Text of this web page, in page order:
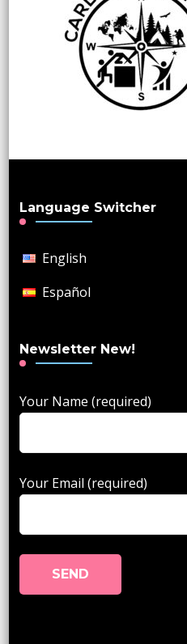
Language Switcher
English
Español
Newsletter New!
Your Name (required)
Your Email (required)